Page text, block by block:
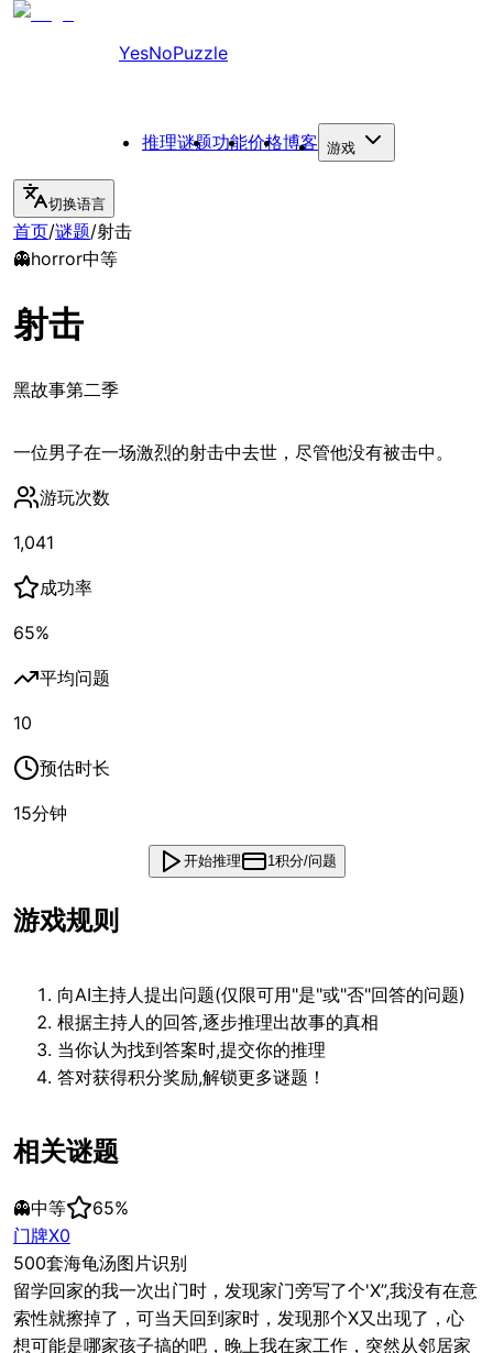
YesNoPuzzle
推理谜题功能价格博客 游戏
切换语言
首页/谜题/射击
👻horror中等
射击
黑故事第二季
一位男子在一场激烈的射击中去世，尽管他没有被击中。
游玩次数
1,041
成功率
65%
平均问题
10
预估时长
15分钟
开始推理 1积分/问题
游戏规则
向AI主持人提出问题(仅限可用"是"或"否"回答的问题)
根据主持人的回答,逐步推理出故事的真相
当你认为找到答案时,提交你的推理
答对获得积分奖励,解锁更多谜题！
相关谜题
👻中等 65%
门牌X0
500套海龟汤图片识别
留学回家的我一次出门时，发现家门旁写了个'X”,我没有在意
索性就擦掉了，可当天回到家时，发现那个X又出现了，心
想可能是哪家孩子搞的吧，晚上我在家工作，突然从邻居家